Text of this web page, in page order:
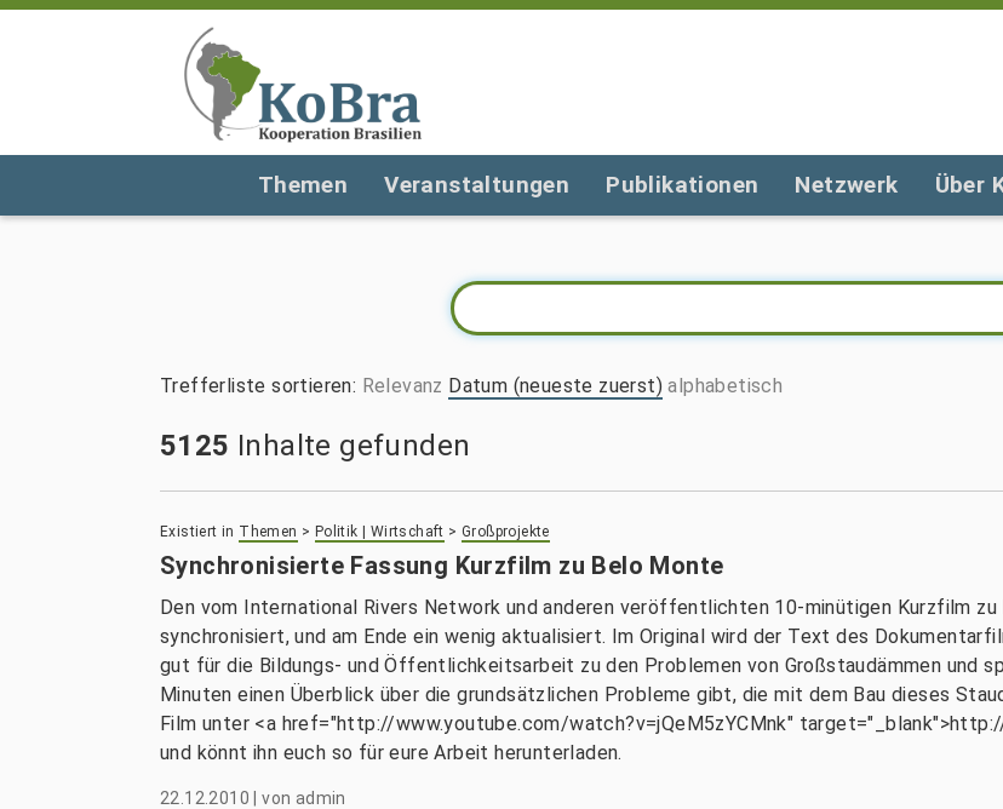
Themen Veranstaltungen Publikationen Netzwerk Über
Trefferliste sortieren: Relevanz Datum (neueste zuerst) alphabetisch
5125 Inhalte gefunden
Existiert in Themen > Politik | Wirtschaft >Großprojekte
Synchronisierte Fassung Kurzfilm zu Belo Monte
Den vom International Rivers Network und anderen veröffentlichten 10-minütigen Kurzfilm
synchronisiert, und am Ende ein wenig aktualisiert. Im Original wird der Text des
gut für die Bildungs- und Öffentlichkeitsarbeit zu den Problemen von Großstaudämmen und
Minuten einen Überblick über die grundsätzlichen Probleme gibt, die mit dem Bau dieses
Film unter <a href="http://www.youtube.com/watch?v=jQeM5zYCMnk"
und könnt ihn euch so für eure Arbeit herunterladen.
22.12.2010 |von admin